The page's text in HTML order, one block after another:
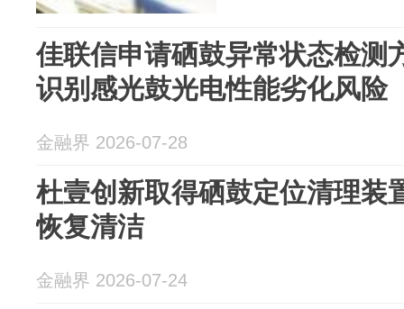
佳联信申请硒鼓异常状态检测
识别感光鼓光电性能劣化风险
金融界 2026-07-28
杜壹创新取得硒鼓定位清理装
恢复清洁
金融界 2026-07-24